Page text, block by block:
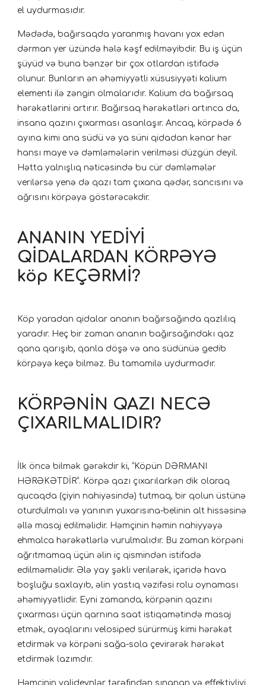
el uydurmasıdır.
Mədədə, bağırsaqda yaranmış havanı yox edən
dərman yer üzündə hələ kəşf edilməyibdir. Bu iş üçün
şüyüd və buna bənzər bir çox otlardan istifadə
olunur. Bunların ən əhəmiyyətli xüsusiyyəti kalium
elementi ilə zəngin olmalarıdır. Kalium da bağırsaq
hərəkətlərini artırır. Bağırsaq hərəkətləri artınca da,
insana qazını çıxarması asanlaşır. Ancaq, körpədə 6
ayına kimi ana südü və ya süni qidadan kənar hər
hansı maye və dəmləmələrin verilməsi düzgün deyil.
Hətta yalnışlıq nəticəsində bu cür dəmləmələr
verilərsə yenə də qazı tam çıxana qədər, sancısını və
ağrısını körpəyə göstərəcəkdir.
ANANIN YEDİYİ
QİDALARDAN KÖRPƏYƏ
köp KEÇƏRMİ?
Köp yaradan qidalar ananın bağırsağında qazlılıq
yaradır. Heç bir zaman ananın bağırsağındakı qaz
qana qarışıb, qanla döşə və ana südünüə gedib
körpəyə keçə bilməz. Bu tamamilə uydurmadır.
KÖRPƏNİN QAZI NECƏ
ÇIXARILMALIDIR?
İlk öncə bilmək gərəkdir ki, “Köpün DƏRMANI
HƏRƏKƏTDİR”. Körpə qazı çıxarılarkən dik olaraq
qucaqda (çiyin nahiyəsində) tutmaq, bir qolun üstünə
oturdulmalı və yanının yuxarısına-belinin alt hissəsinə
əllə masaj edilməlidir. Həmçinin həmin nahiyyəyə
ehmalca hərəkətlərlə vurulmalıdır. Bu zaman körpəni
ağrıtmamaq üçün əlin iç qismindən istifadə
edilməməlidir. Ələ yay şəkli verilərək, içəridə hava
boşluğu saxlayıb, əlin yastıq vəzifəsi rolu oynaması
əhəmiyyətlidir. Eyni zamanda, körpənin qazını
çıxarması üçün qarnına saat istiqamətində masaj
etmək, ayaqlarını velosiped sürürmüş kimi hərəkət
etdirmək və körpəni sağa-sola çevirərək hərəkət
etdirmək lazımdır.
Həmçinin valideynlər tərəfindən sınanan və effektivliyi